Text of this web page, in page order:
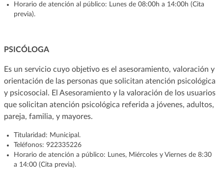
Horario de atención al público: Lunes de 08:00h a 14:00h (Cita
previa).
PSICÓLOGA
Es un servicio cuyo objetivo es el asesoramiento, valoración y
orientación de las personas que solicitan atención psicológica
y psicosocial. El Asesoramiento y la valoración de los usuarios
que solicitan atención psicológica referida a jóvenes, adultos,
pareja, familia, y mayores.
Titularidad: Municipal.
Teléfonos: 922335226
Horario de atención a público: Lunes, Miércoles y Viernes de 8:30
a 14:00 (Cita previa).